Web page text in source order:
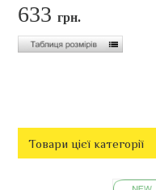
633грн.
Товари цієї категорії